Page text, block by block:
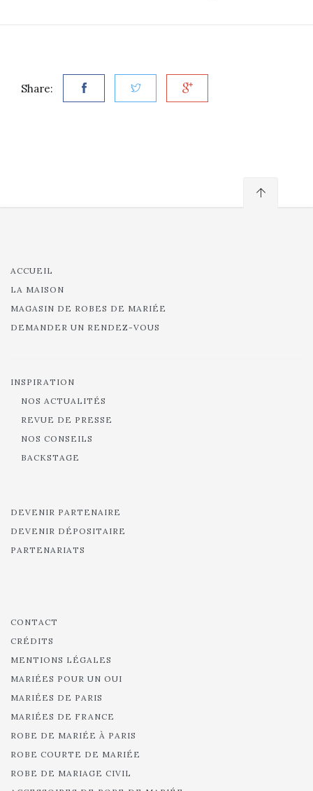
Share:
ACCUEIL
LA MAISON
MAGASIN DE ROBES DE MARIÉE
DEMANDER UN RENDEZ-VOUS
INSPIRATION
NOS ACTUALITÉS
REVUE DE PRESSE
NOS CONSEILS
BACKSTAGE
DEVENIR PARTENAIRE
DEVENIR DÉPOSITAIRE
PARTENARIATS
CONTACT
CRÉDITS
MENTIONS LÉGALES
MARIÉES POUR UN OUI
MARIÉES DE PARIS
MARIÉES DE FRANCE
ROBE DE MARIÉE À PARIS
ROBE COURTE DE MARIÉE
ROBE DE MARIAGE CIVIL